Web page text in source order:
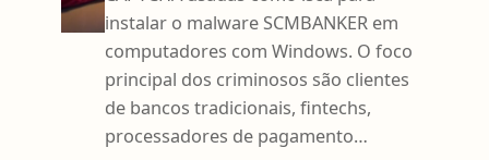
instalar o malware SCMBANKER em
computadores com Windows. O foco
principal dos criminosos são clientes
de bancos tradicionais, fintechs,
processadores de pagamento…